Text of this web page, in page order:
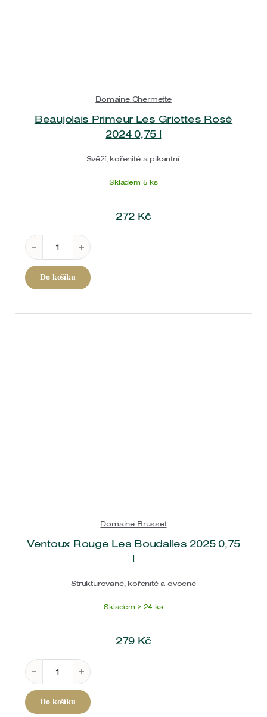
Domaine Chermette
Beaujolais Primeur Les Griottes Rosé
2024 0,75 l
Svěží, kořenité a pikantní.
Skladem 5 ks
272 Kč
Beaujolais Primeur Les Griottes Rosé 2024 0,75 l
Do košíku
Domaine Brusset
Ventoux Rouge Les Boudalles 2025 0,75
l
Strukturované, kořenité a ovocné
Skladem > 24 ks
279 Kč
Ventoux Rouge Les Boudalles 2025 0,75 l množství
Do košíku